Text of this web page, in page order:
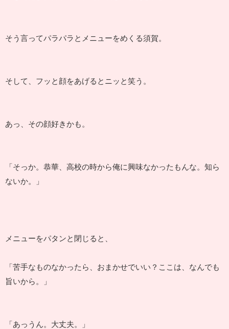
そう言ってパラパラとメニューをめくる須賀。
そして、フッと顔をあげるとニッと笑う。
あっ、その顔好きかも。
「そっか。恭華、高校の時から俺に興味なかったもんな。知ら
ないか。」
メニューをパタンと閉じると、
「苦手なものなかったら、おまかせでいい？ここは、なんでも
旨いから。」
「あっうん。大丈夫。」